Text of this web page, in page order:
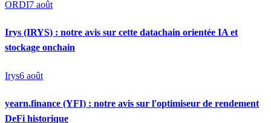
ORDI7 août
Irys (IRYS) : notre avis sur cette datachain orientée IA et
stockage onchain
Irys6 août
yearn.finance (YFI) : notre avis sur l'optimiseur de rendement
DeFi historique